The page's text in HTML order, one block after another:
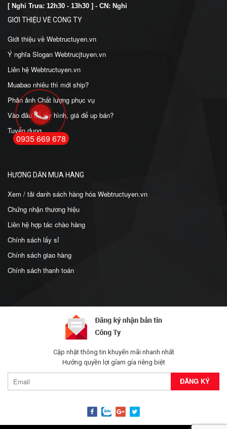
[ Nghỉ Trưa: 12h30 - 13h30 ] - CN: Nghỉ
GIỚI THIỆU VỀ CÔNG TY
Giới thiệu về Webtructuyen.vn
Ý nghĩa Slogan Webtrucjtuyen.vn
Liên hệ Webtructuyen.vn
Muabao nhiêu thì mới ship?
Phản ảnh Chất lượng phục vụ
Vào đâu để lấy hình, giá để up bán?
Tuyển dụng
HƯỚNG DẪN MUA HÀNG
Xem / tải danh sách hàng hóa Webtructuyen.vn
Chứng nhận thương hiệu
Liên hệ hợp tác chào hàng
Chính sách lấy sỉ
Chính sách giao hàng
Chính sách thanh toán
Cập nhật thông tin khuyến mãi nhanh nhất
Hưởng quyền lợi gỉam gía riêng biệt
0935 669 678